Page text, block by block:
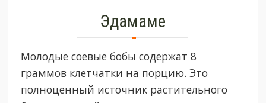
Эдамаме
Молодые соевые бобы содержат 8
граммов клетчатки на порцию. Это
полноценный источник растительного